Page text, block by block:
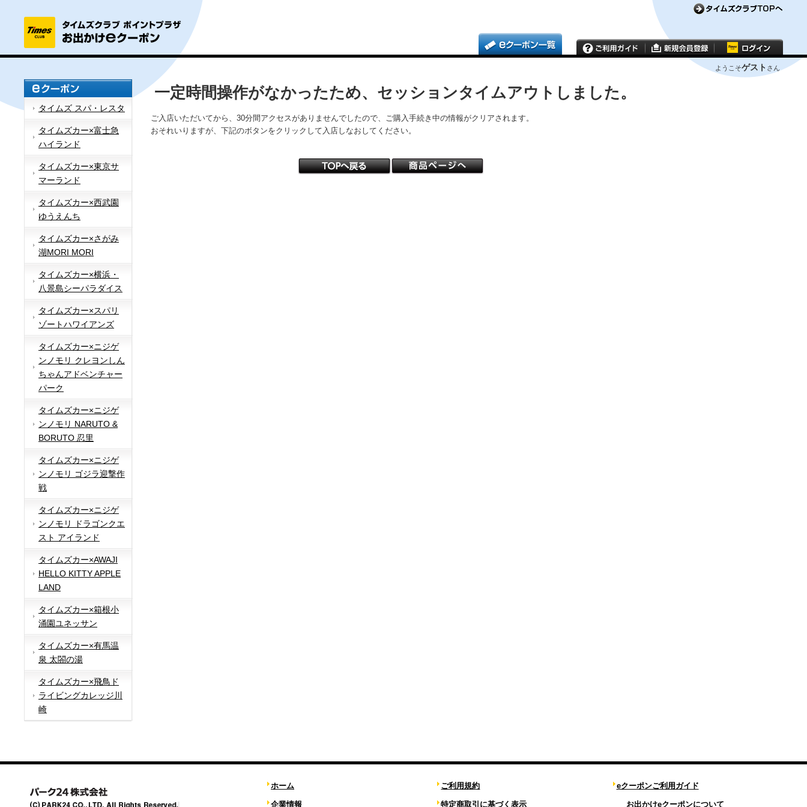
ようこそゲスト さん
タイムズ スパ・レスタ
タイムズカー×富士急
ハイランド
タイムズカー×東京サ
マーランド
タイムズカー×西武園
ゆうえんち
タイムズカー×さがみ
湖MORI MORI
タイムズカー×横浜・
八景島シーパラダイス
タイムズカー×スパリ
ゾートハワイアンズ
タイムズカー×ニジゲ
ンノモリ クレヨンしん
ちゃんアドベンチャー
パーク
タイムズカー×ニジゲ
ンノモリ NARUTO &
BORUTO 忍里
タイムズカー×ニジゲ
ンノモリ ゴジラ迎撃作
戦
タイムズカー×ニジゲ
ンノモリ ドラゴンクエ
スト アイランド
タイムズカー×AWAJI
HELLO KITTY APPLE
LAND
タイムズカー×箱根小
涌園ユネッサン
タイムズカー×有馬温
泉 太閤の湯
タイムズカー×飛鳥ド
ライビングカレッジ川
崎
一定時間操作がなかったため、セッションタイムアウトしました。
ご入店いただいてから、30分間アクセスがありませんでしたので、ご購入手続き中の情報がクリアされます。
おそれいりますが、下記のボタンをクリックして入店しなおしてください。
ホーム
企業情報
ご利用規約
特定商取引に基づく表示
eクーポンご利用ガイド
お出かけeクーポンについて